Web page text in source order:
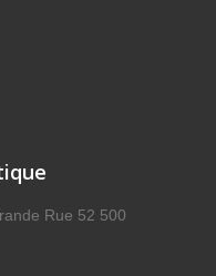
Rue 52 500